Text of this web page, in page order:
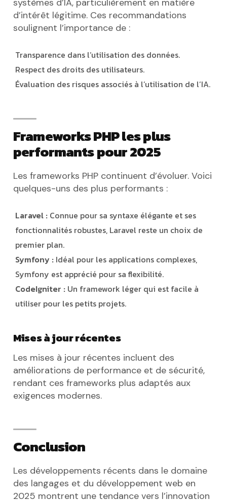
systèmes d’IA, particulièrement en matière
d’intérêt légitime. Ces recommandations
soulignent l’importance de :
Transparence dans l’utilisation des données.
Respect des droits des utilisateurs.
Évaluation des risques associés à l’utilisation de l’IA.
Frameworks PHP les plus
performants pour 2025
Les frameworks PHP continuent d’évoluer. Voici
quelques-uns des plus performants :
Laravel : Connue pour sa syntaxe élégante et ses
fonctionnalités robustes, Laravel reste un choix de
premier plan.
Symfony : Idéal pour les applications complexes,
Symfony est apprécié pour sa flexibilité.
CodeIgniter : Un framework léger qui est facile à
utiliser pour les petits projets.
Mises à jour récentes
Les mises à jour récentes incluent des
améliorations de performance et de sécurité,
rendant ces frameworks plus adaptés aux
exigences modernes.
Conclusion
Les développements récents dans le domaine
des langages et du développement web en
2025 montrent une tendance vers l’innovation